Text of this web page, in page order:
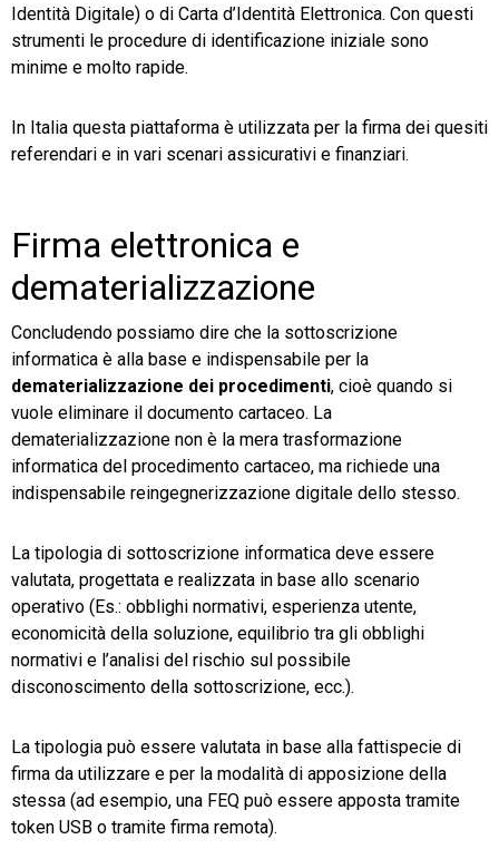
Identità Digitale) o di Carta d’Identità Elettronica. Con questi
strumenti le procedure di identificazione iniziale sono
minime e molto rapide.
In Italia questa piattaforma è utilizzata per la firma dei quesiti
referendari e in vari scenari assicurativi e finanziari.
Firma elettronica e
dematerializzazione
Concludendo possiamo dire che la sottoscrizione
informatica è alla base e indispensabile per la
dematerializzazione dei procedimenti, cioè quando si
vuole eliminare il documento cartaceo. La
dematerializzazione non è la mera trasformazione
informatica del procedimento cartaceo, ma richiede una
indispensabile reingegnerizzazione digitale dello stesso.
La tipologia di sottoscrizione informatica deve essere
valutata, progettata e realizzata in base allo scenario
operativo (Es.: obblighi normativi, esperienza utente,
economicità della soluzione, equilibrio tra gli obblighi
normativi e l’analisi del rischio sul possibile
disconoscimento della sottoscrizione, ecc.).
La tipologia può essere valutata in base alla fattispecie di
firma da utilizzare e per la modalità di apposizione della
stessa (ad esempio, una FEQ può essere apposta tramite
token USB o tramite firma remota).